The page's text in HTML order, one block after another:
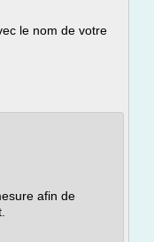
le nom de votre
afin de